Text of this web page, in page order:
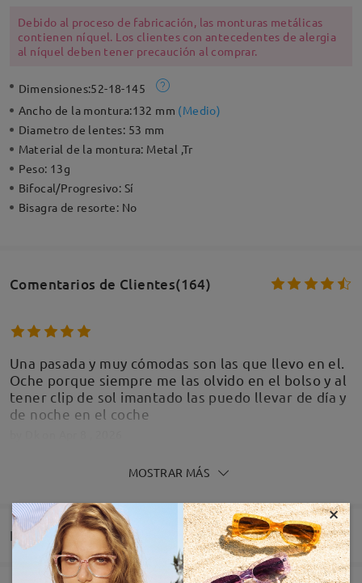
Debido al proceso de fabricación, las monturas metálicas
contienen níquel. Los clientes con antecedentes de alergia
al níquel deben tener precaución al comprar.
Dimensiones:52-18-145
Ancho de la montura:132 mm (Medio)
Diametro de lentes: 53 mm
Material de la montura: Metal ,Tr
Peso: 13g
Bifocal/Progresivo: Sí
Bisagra de resorte: No
Comentarios de Clientes(164)
Una pasada y muy cómodas son las que llevo en el.
Oche porque siempre me las olvido en el bolso y al
tener clip de sol imantado las puedo llevar de día y
de noche en el coche
MOSTRAR MÁS
Entrega
×